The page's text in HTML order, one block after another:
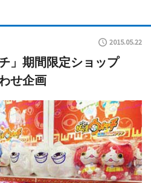
2015.05.22
」期間限定ショップ
せ企画